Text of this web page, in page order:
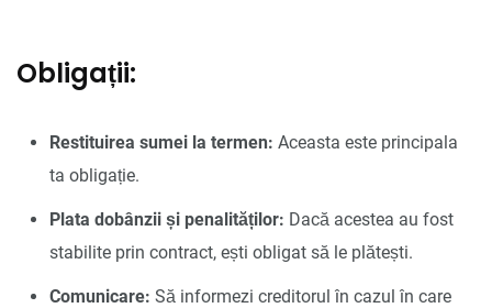
Obligații:
Restituirea sumei la termen: Aceasta este principala
ta obligație.
Plata dobânzii și penalităților: Dacă acestea au fost
stabilite prin contract, ești obligat să le plătești.
Comunicare: Să informezi creditorul în cazul în care